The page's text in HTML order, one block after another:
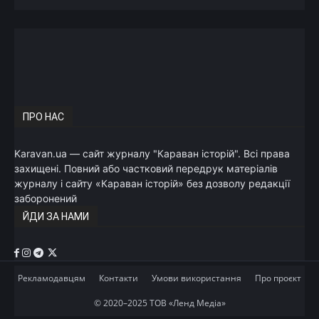
ПРО НАС
Karavan.ua — сайт журналу "Караван історій". Всі права
захищені. Повний або частковий передрук матеріалів
журналу і сайту «Караван історій» без дозволу редакції
заборонений
ЙДИ ЗА НАМИ
Рекламодавцям Контакти Умови використання Про проєкт
© 2020–2025 ТОВ «Ленд Медіа»